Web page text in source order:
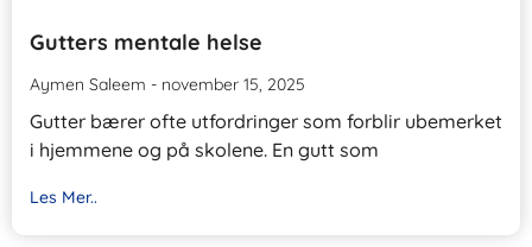
Gutters mentale helse
Aymen Saleem november 15, 2025
Gutter bærer ofte utfordringer som forblir ubemerket
i hjemmene og på skolene. En gutt som
Les Mer..